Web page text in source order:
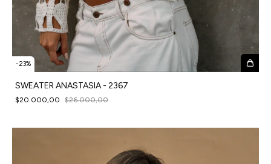
-23%
SWEATER ANASTASIA - 2367
$20.000,00 $26.000,00